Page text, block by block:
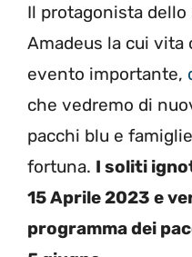
Il protagonista
Amadeus la cui vita
evento importante,
che vedremo di
pacchi blu e
fortuna. I soliti
15 Aprile 2023 e
programma dei